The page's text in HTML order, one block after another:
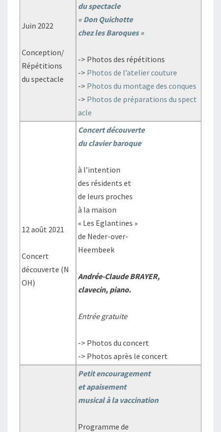
Juin 2022
Conception/
Répétitions
du spectacle
du spectacle
« Don Quichotte
chez les Baroques »
-> Photos des répétitions
-> Photos de l’atelier couture
-> Photos du montage des conques
-> Photos de préparations du spect
acle
12 août 2021
Concert
découverte (N
OH)
Concert découverte
du clavier baroque
à l’intention
des résidents et
de leurs proches
à la maison
« Les Eglantines »
de Neder-over-
Heembeek
Andrée-Claude BRAYER,
clavecin, piano.
Entrée gratuite
-> Photos du concert
-> Photos après le concert
Petit encouragement
et apaisement
musical à la vaccination
Programme de